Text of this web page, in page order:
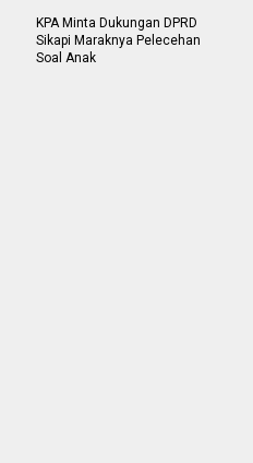
KPA Minta Dukungan DPRD
Sikapi Maraknya Pelecehan
Soal Anak